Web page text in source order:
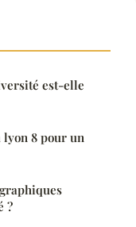
est-elle
8 pour un
?